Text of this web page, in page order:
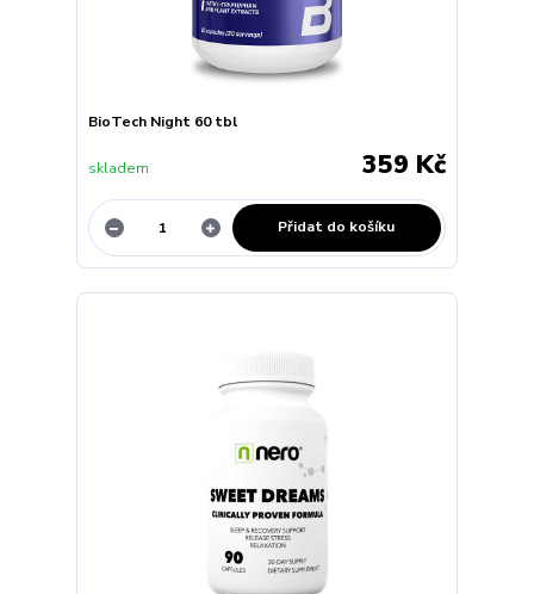
BioTech Night 60 tbl
359 Kč
skladem
Přidat do košíku